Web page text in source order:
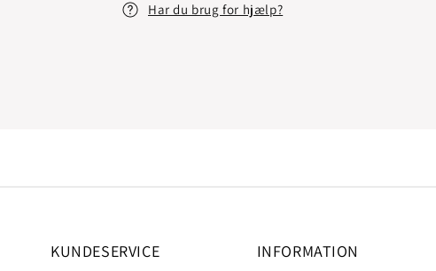
Har du brug for hjælp?
KUNDESERVICE INFORMATION